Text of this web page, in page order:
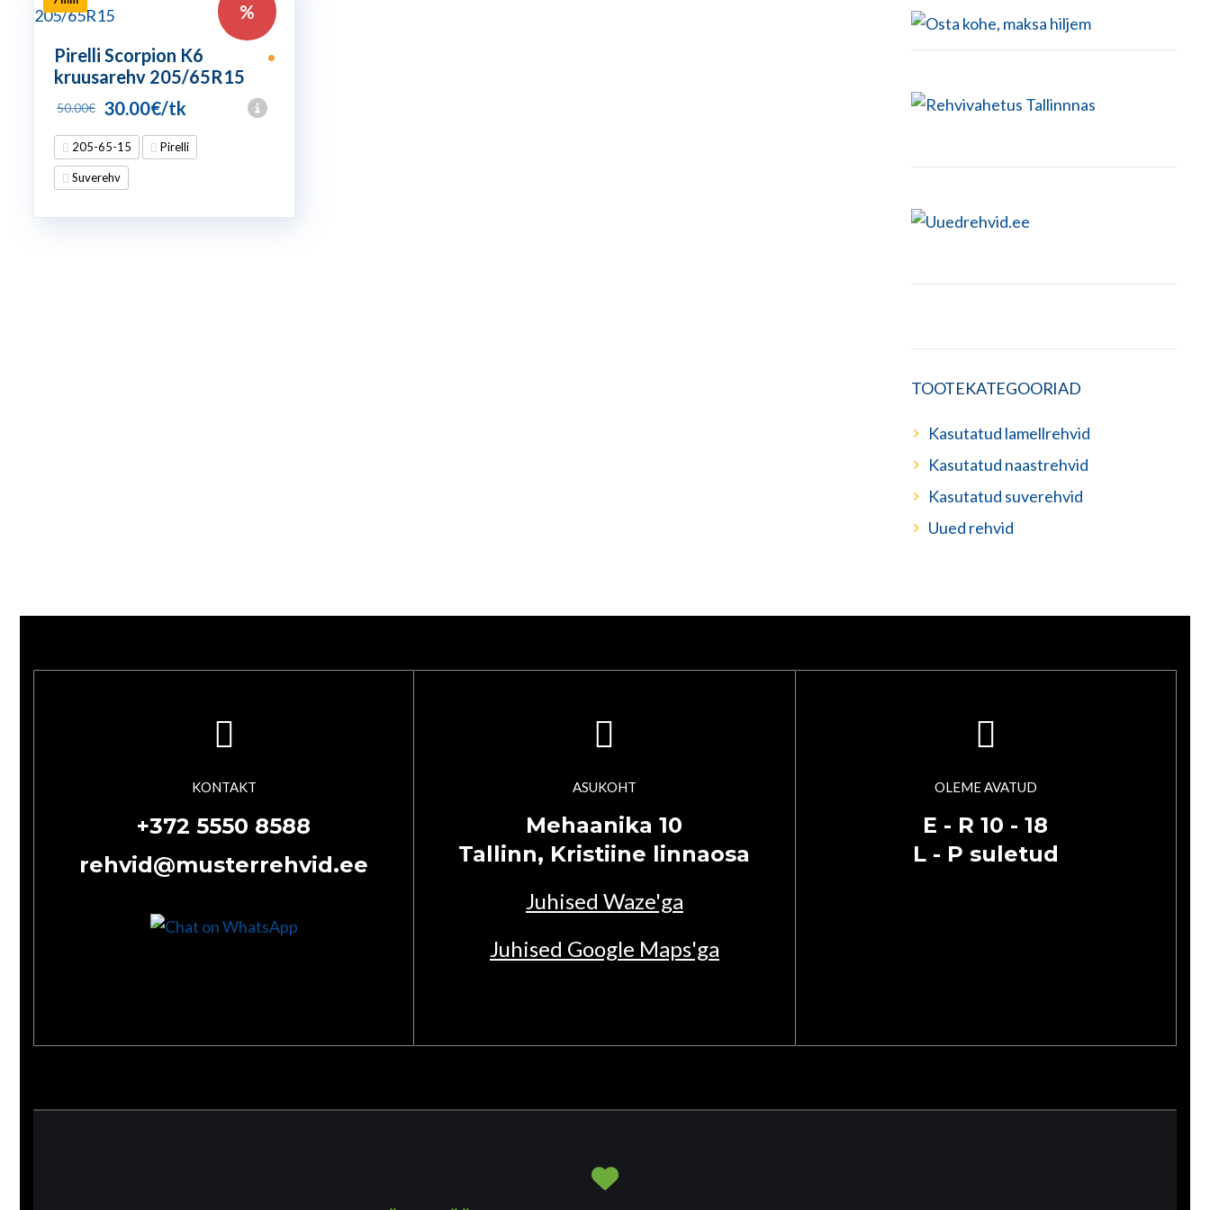
%
•
Pirelli Scorpion K6
kruusarehv 205/65R15
50.00€ Algne
hind
oli:
50.00€.
30.00€Praegune
hind
on:
/tk
205-65-15 Pirelli
Suverehv
TOOTEKATEGOORIAD
Kasutatud lamellrehvid
Kasutatud naastrehvid
Kasutatud suverehvid
Uued rehvid
KONTAKT
+372 5550 8588
rehvid@musterrehvid.ee
ASUKOHT
Mehaanika 10
Tallinn, Kristiine linnaosa
Juhised Waze'ga
Juhised Google Maps'ga
OLEME AVATUD
E - R 10 - 18
L - P suletud